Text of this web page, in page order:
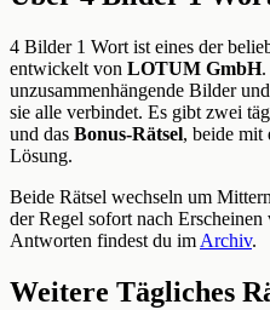
4 Bilder 1 Wort ist eines der
entwickelt von LOTUM GmbH.
unzusammenhängende Bilder
sie alle verbindet. Es gibt zwei
und das Bonus-Rätsel, beide mit
Lösung.
Beide Rätsel wechseln um
der Regel sofort nach
Antworten findest du im Archiv.
Weitere Tägliches